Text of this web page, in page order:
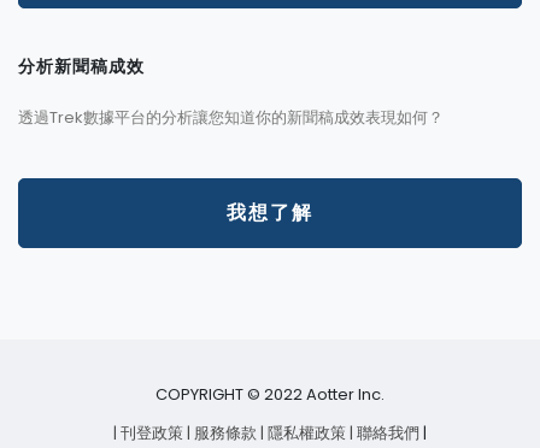
分析新聞稿成效
透過Trek數據平台的分析讓您知道你的新聞稿成效表現如何？
我想了解
COPYRIGHT © 2022 Aotter Inc.
| 刊登政策| 服務條款 | 隱私權政策| 聯絡我們 |